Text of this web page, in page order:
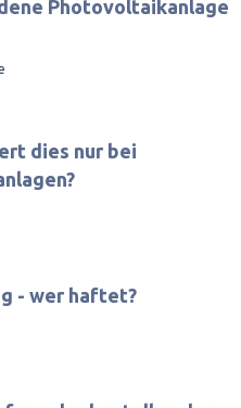
Photovoltaikanlage
dies nur bei
- wer haftet?